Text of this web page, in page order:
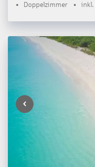
Doppelzimmer inkl.